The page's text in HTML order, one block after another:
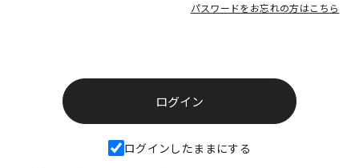
パスワードをお忘れの方はこちら
ログインしたままにする